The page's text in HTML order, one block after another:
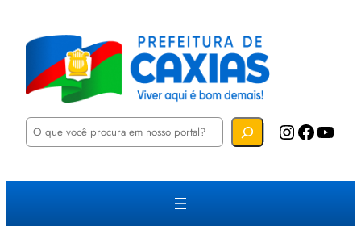
P
u
a
Instagram Facebook YouTube